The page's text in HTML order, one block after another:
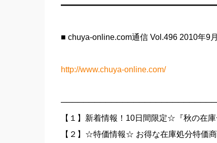
■ chuya-online.com通信 Vol.496 2010年9
http://www.chuya-online.com/
【１】新着情報！10日間限定☆『秋の在
【２】☆特価情報☆ お得な在庫処分特価商